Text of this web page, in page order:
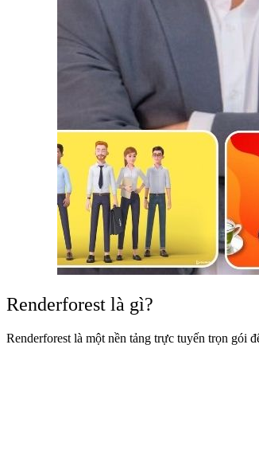
Renderforest là gì?
Renderforest là một nền tảng trực tuyến trọn gói